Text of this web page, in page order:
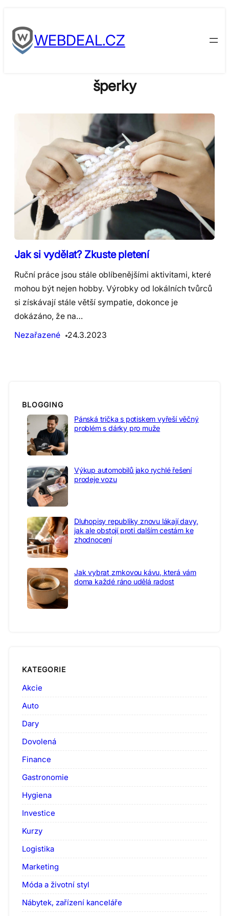
to
contentWEBDEAL.CZ
šperky
Jak si vydělat? Zkuste pletení
Ruční práce jsou stále oblíbenějšími aktivitami, které
mohou být nejen hobby. Výrobky od lokálních tvůrců
si získávají stále větší sympatie, dokonce je
dokázáno, že na…
Nezařazené
24.3.2023
BLOGGING
Pánská trička s potiskem vyřeší věčný
problém s dárky pro muže
Výkup automobilů jako rychlé řešení
prodeje vozu
Dluhopisy republiky znovu lákají davy,
jak ale obstojí proti dalším cestám ke
zhodnocení
Jak vybrat zrnkovou kávu, která vám
doma každé ráno udělá radost
KATEGORIE
Akcie
Auto
Dary
Dovolená
Finance
Gastronomie
Hygiena
Investice
Kurzy
Logistika
Marketing
Móda a životní styl
Nábytek, zařízení kanceláře